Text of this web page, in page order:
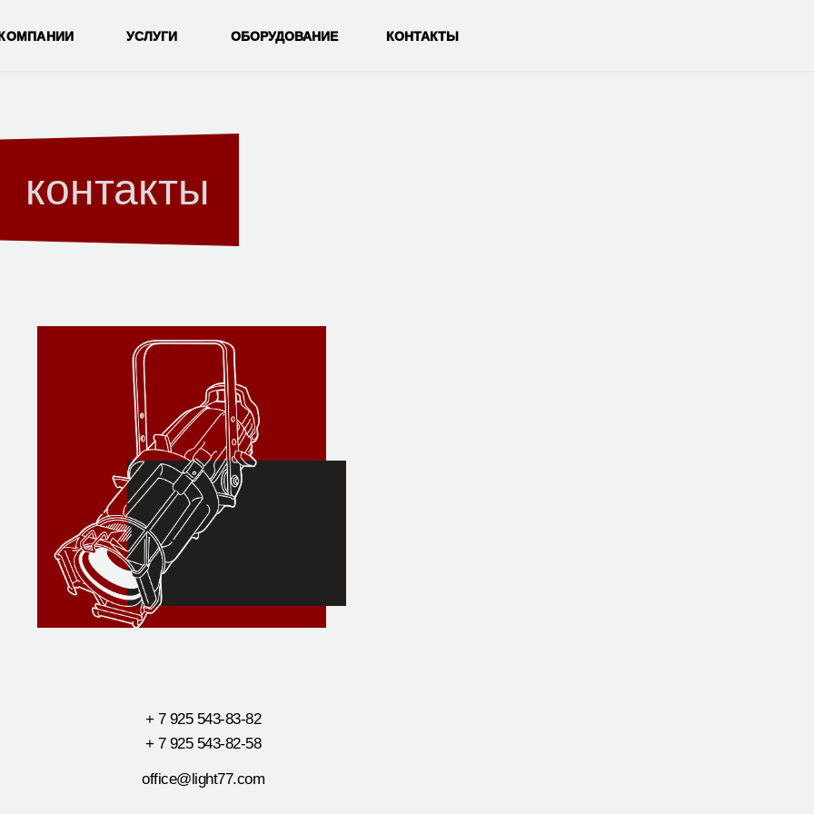
УСЛУГИ ОБОРУДОВАНИЕ КОНТАКТЫ
контакты
+ 7 925 543-83-82
+ 7 925 543-82-58
office@light77.com